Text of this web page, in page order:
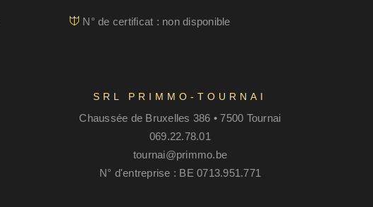
N° de certificat : non disponible
SRL PRIMMO-TOURNAI
Chaussée de Bruxelles 386 • 7500 Tournai
069.22.78.01
tournai@primmo.be
N° d'entreprise : BE 0713.951.771